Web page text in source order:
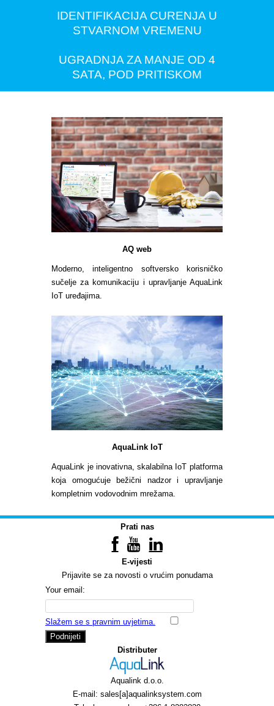
IDENTIFIKACIJA CURENJA U
STVARNOM VREMENU
UGRADNJA ZA MANJE OD 4
SATA, POD PRITISKOM
AQ web
Moderno, inteligentno softversko korisničko
sučelje za komunikaciju i upravljanje AquaLink
IoT uređajima.
AquaLink IoT
AquaLink je inovativna, skalabilna IoT platforma
koja omogućuje bežični nadzor i upravljanje
kompletnim vodovodnim mrežama.
Prati nas
E-vijesti
Prijavite se za novosti o vrućim ponudama
Your email:
Slažem se s pravnim uvjetima.
Podnijeti
Distributer
Aqualink d.o.o.
E-mail: sales[a]aqualinksystem.com